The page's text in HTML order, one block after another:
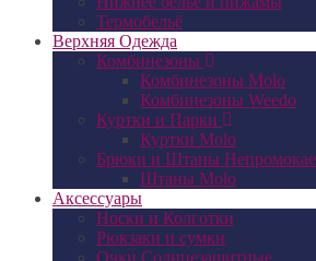
Термобельё
Верхняя Одежда
Комбинезоны
Комбинезоны Molo
Комбинезоны Weedo
Куртки и Парки
Куртки Molo
Брюки и Штаны
Штаны Molo
Аксессуары
Носки и Колготки
Рюкзаки и сумки
Очки Солнцезащитные